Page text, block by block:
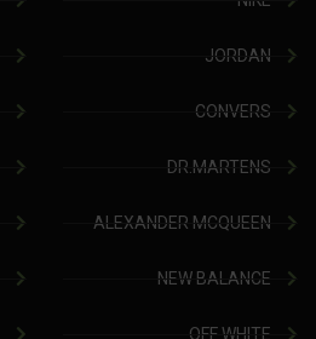
JORDAN
CONVERS
DR.MARTENS
ALEXANDER MCQUEEN
NEW BALANCE
OFF WHITE